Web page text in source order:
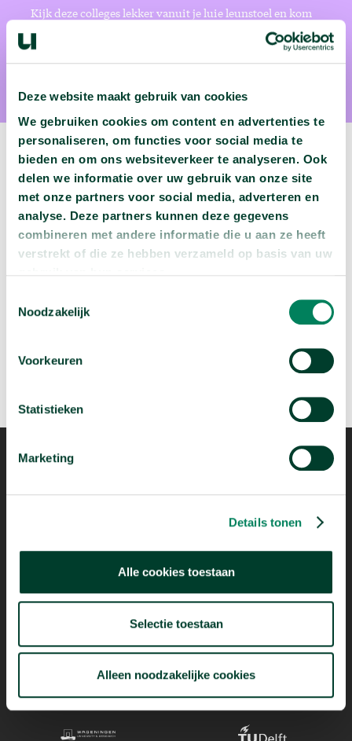
Deze website maakt gebruik van cookies
We gebruiken cookies om content en advertenties te
personaliseren, om functies voor social media te
bieden en om ons websiteverkeer te analyseren. Ook
delen we informatie over uw gebruik van onze site
met onze partners voor social media, adverteren en
analyse. Deze partners kunnen deze gegevens
combineren met andere informatie die u aan ze heeft
verstrekt of die ze hebben verzameld op basis van uw
Noodzakelijk
Voorkeuren
Statistieken
Marketing
Details tonen
Alle cookies toestaan
Selectie toestaan
Alleen noodzakelijke cookies
Kijk deze colleges lekker vanuit je luie leunstoel en kom
Volgende podcast:
Wat zijn jouw naam en bsn-nummer waard?
Mogelijk dankzij